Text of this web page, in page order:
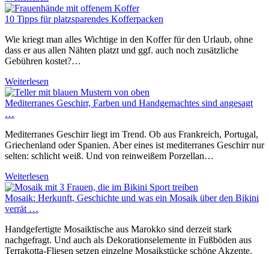
10 Tipps für platzsparendes Kofferpacken
Wie kriegt man alles Wichtige in den Koffer für den Urlaub, ohne
dass er aus allen Nähten platzt und ggf. auch noch zusätzliche
Gebühren kostet?…
Weiterlesen
Mediterranes Geschirr, Farben und Handgemachtes sind angesagt
…
Mediterranes Geschirr liegt im Trend. Ob aus Frankreich, Portugal,
Griechenland oder Spanien. Aber eines ist mediterranes Geschirr nur
selten: schlicht weiß. Und von reinweißem Porzellan…
Weiterlesen
Mosaik: Herkunft, Geschichte und was ein Mosaik über den Bikini
verrät …
Handgefertigte Mosaiktische aus Marokko sind derzeit stark
nachgefragt. Und auch als Dekorationselemente in Fußböden aus
Terrakotta-Fliesen setzen einzelne Mosaikstücke schöne Akzente.